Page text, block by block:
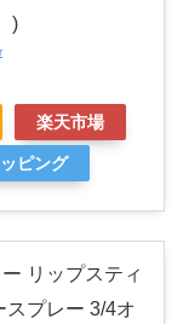
)
楽天市場
ピング
リップスティ
スプレー 3/4オ